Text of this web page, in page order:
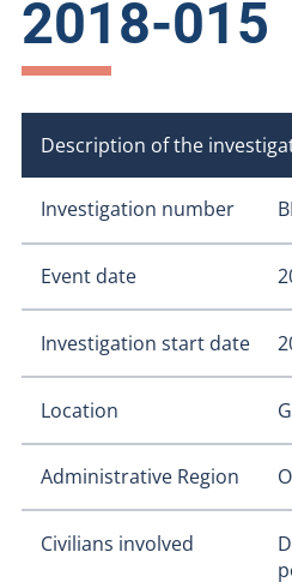
2018-015
Description of the
Investigation number
Event date
Investigation start date
Location
Administrative Region
Civilians involved